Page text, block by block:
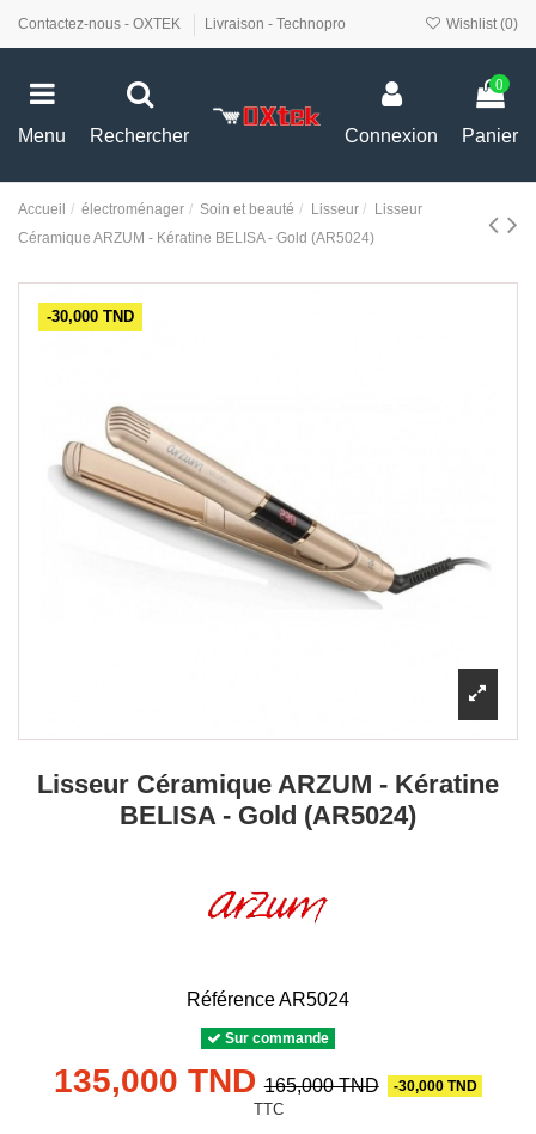
Contactez-nous - OXTEK Livraison - Technopro Wishlist (0)
Menu Rechercher Connexion
0
Panier
Accueil électroménager Soin et beauté Lisseur
Lisseur
Céramique ARZUM - Kératine BELISA - Gold (AR5024)
-30,000 TND
Lisseur Céramique ARZUM - Kératine
BELISA - Gold (AR5024)
RéférenceAR5024
Sur commande
135,000 TND 165,000 TND -30,000 TND
TTC